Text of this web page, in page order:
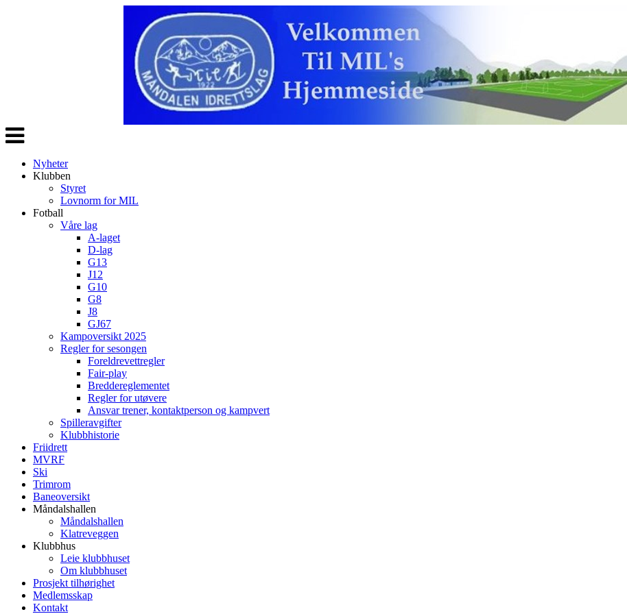
Veksle
navigasjon
Nyheter
Klubben
Styret
Lovnorm for MIL
Fotball
Våre lag
A-laget
D-lag
G13
J12
G10
G8
J8
GJ67
Kampoversikt 2025
Regler for sesongen
Foreldrevettregler
Fair-play
Breddereglementet
Regler for utøvere
Ansvar trener, kontaktperson og kampvert
Spilleravgifter
Klubbhistorie
Friidrett
MVRF
Ski
Trimrom
Baneoversikt
Måndalshallen
Måndalshallen
Klatreveggen
Klubbhus
Leie klubbhuset
Om klubbhuset
Prosjekt tilhørighet
Medlemsskap
Kontakt